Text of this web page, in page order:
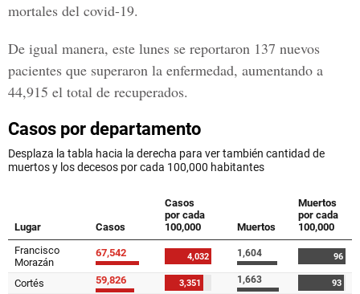
mortales del covid-19.
De igual manera, este lunes se reportaron 137 nuevos
pacientes que superaron la enfermedad, aumentando a
44,915 el total de recuperados.